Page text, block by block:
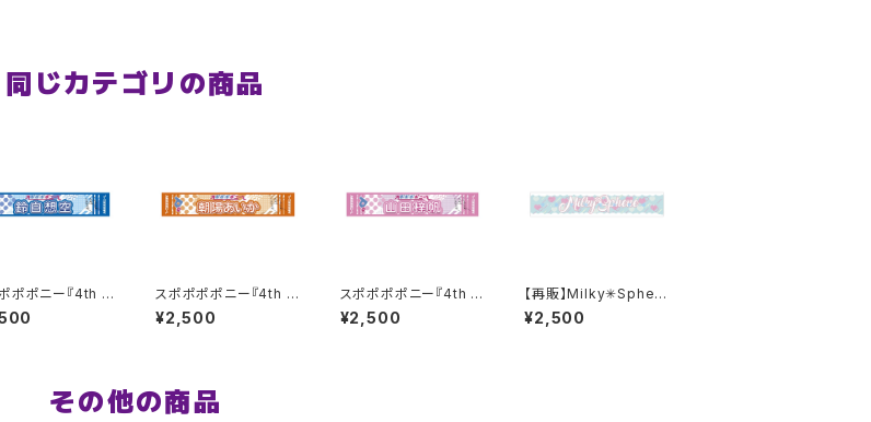
同じカテゴリの商品
ポポニー『4th O
LIVE 』マフラ
ル 青
スポポポポニー『4th O
ne-Man LIVE 』マフラ
ータオル オレンジ
¥2,500
スポポポポニー『4th O
ne-Man LIVE 』マフラ
ータオル ピンク
¥2,500
【再販】Milky✳︎Sphen
eマフラータオル
¥2,500
その他の商品